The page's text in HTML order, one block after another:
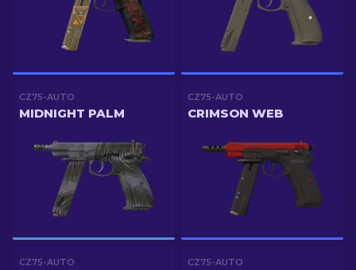
CZ75-AUTO
MIDNIGHT PALM
CZ75-AUTO
CRIMSON WEB
CZ75-AUTO CZ75-AUTO